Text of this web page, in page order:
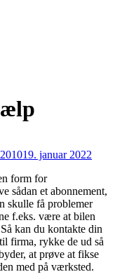
19. januar 2022
form for
sådan et abonnement,
skulle få problemer
f.eks. være at bilen
kan du kontakte din
firma, rykke de ud så
at prøve at fikse
med på værksted.